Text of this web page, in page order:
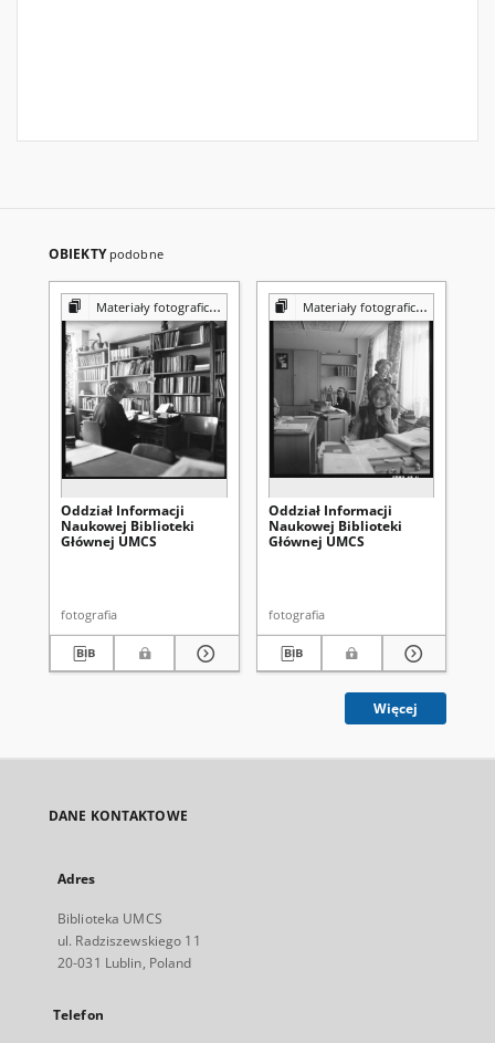
OBIEKTY podobne
Materiały fotograficzne z Pracowni Reprografii Biblioteki UMCS
Oddział Informacji
Naukowej Biblioteki
Głównej UMCS
fotografia
Materiały fotograficzne z Pracowni Reprografii Biblioteki UMCS
Oddział Informacji
Naukowej Biblioteki
Głównej UMCS
fotografia
Więcej
DANE KONTAKTOWE
Adres
Biblioteka UMCS
ul. Radziszewskiego 11
20-031 Lublin, Poland
Telefon